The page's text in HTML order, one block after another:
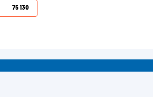
75 130